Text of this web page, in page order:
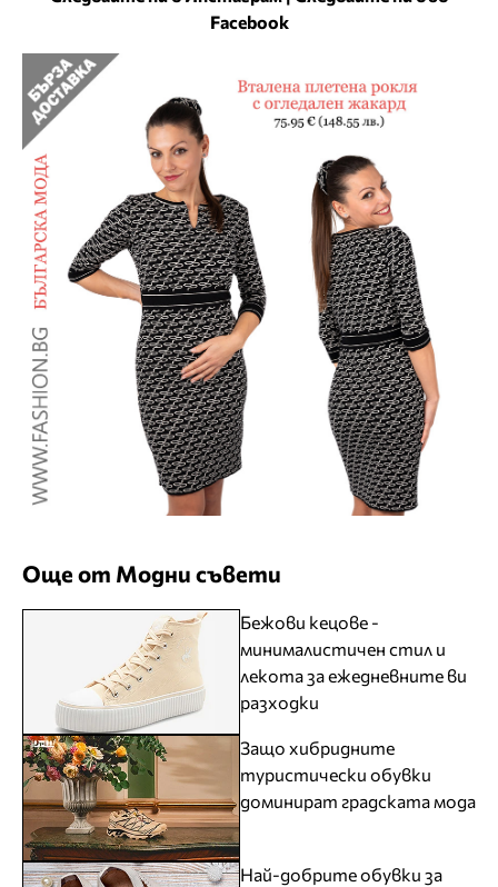
Facebook
Още от Модни съвети
Бежови кецове -
минималистичен стил и
лекота за ежедневните ви
разходки
Защо хибридните
туристически обувки
доминират градската мода
Най-добрите обувки за